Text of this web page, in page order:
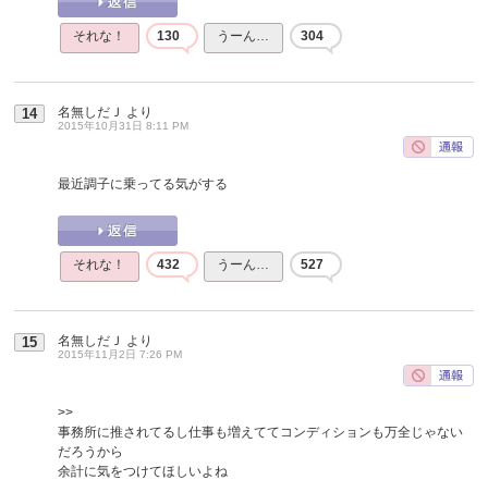
それな！ 130 うーん… 304
14 名無しだＪ より
2015年10月31日 8:11 PM
最近調子に乗ってる気がする
それな！ 432 うーん… 527
15 名無しだＪ より
2015年11月2日 7:26 PM
>>
事務所に推されてるし仕事も増えててコンディションも万全じゃない
だろうから
余計に気をつけてほしいよね